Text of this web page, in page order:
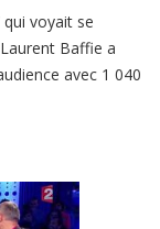
qui voyait se
Baffie a
avec 1 040